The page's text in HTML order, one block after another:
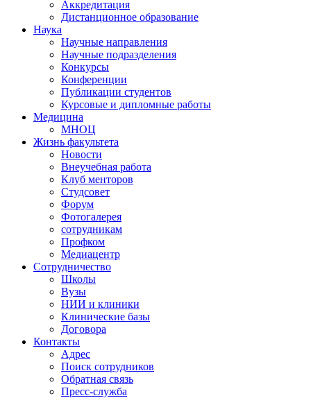
Аккредитация
Дистанционное образование
Наука
Научные направления
Научные подразделения
Конкурсы
Конференции
Публикации студентов
Курсовые и дипломные работы
Медицина
МНОЦ
Жизнь факультета
Новости
Внеучебная работа
Клуб менторов
Студсовет
Форум
Фотогалерея
сотрудникам
Профком
Медиацентр
Сотрудничество
Школы
Вузы
НИИ и клиники
Клинические базы
Договора
Контакты
Адрес
Поиск сотрудников
Обратная связь
Пресс-служба